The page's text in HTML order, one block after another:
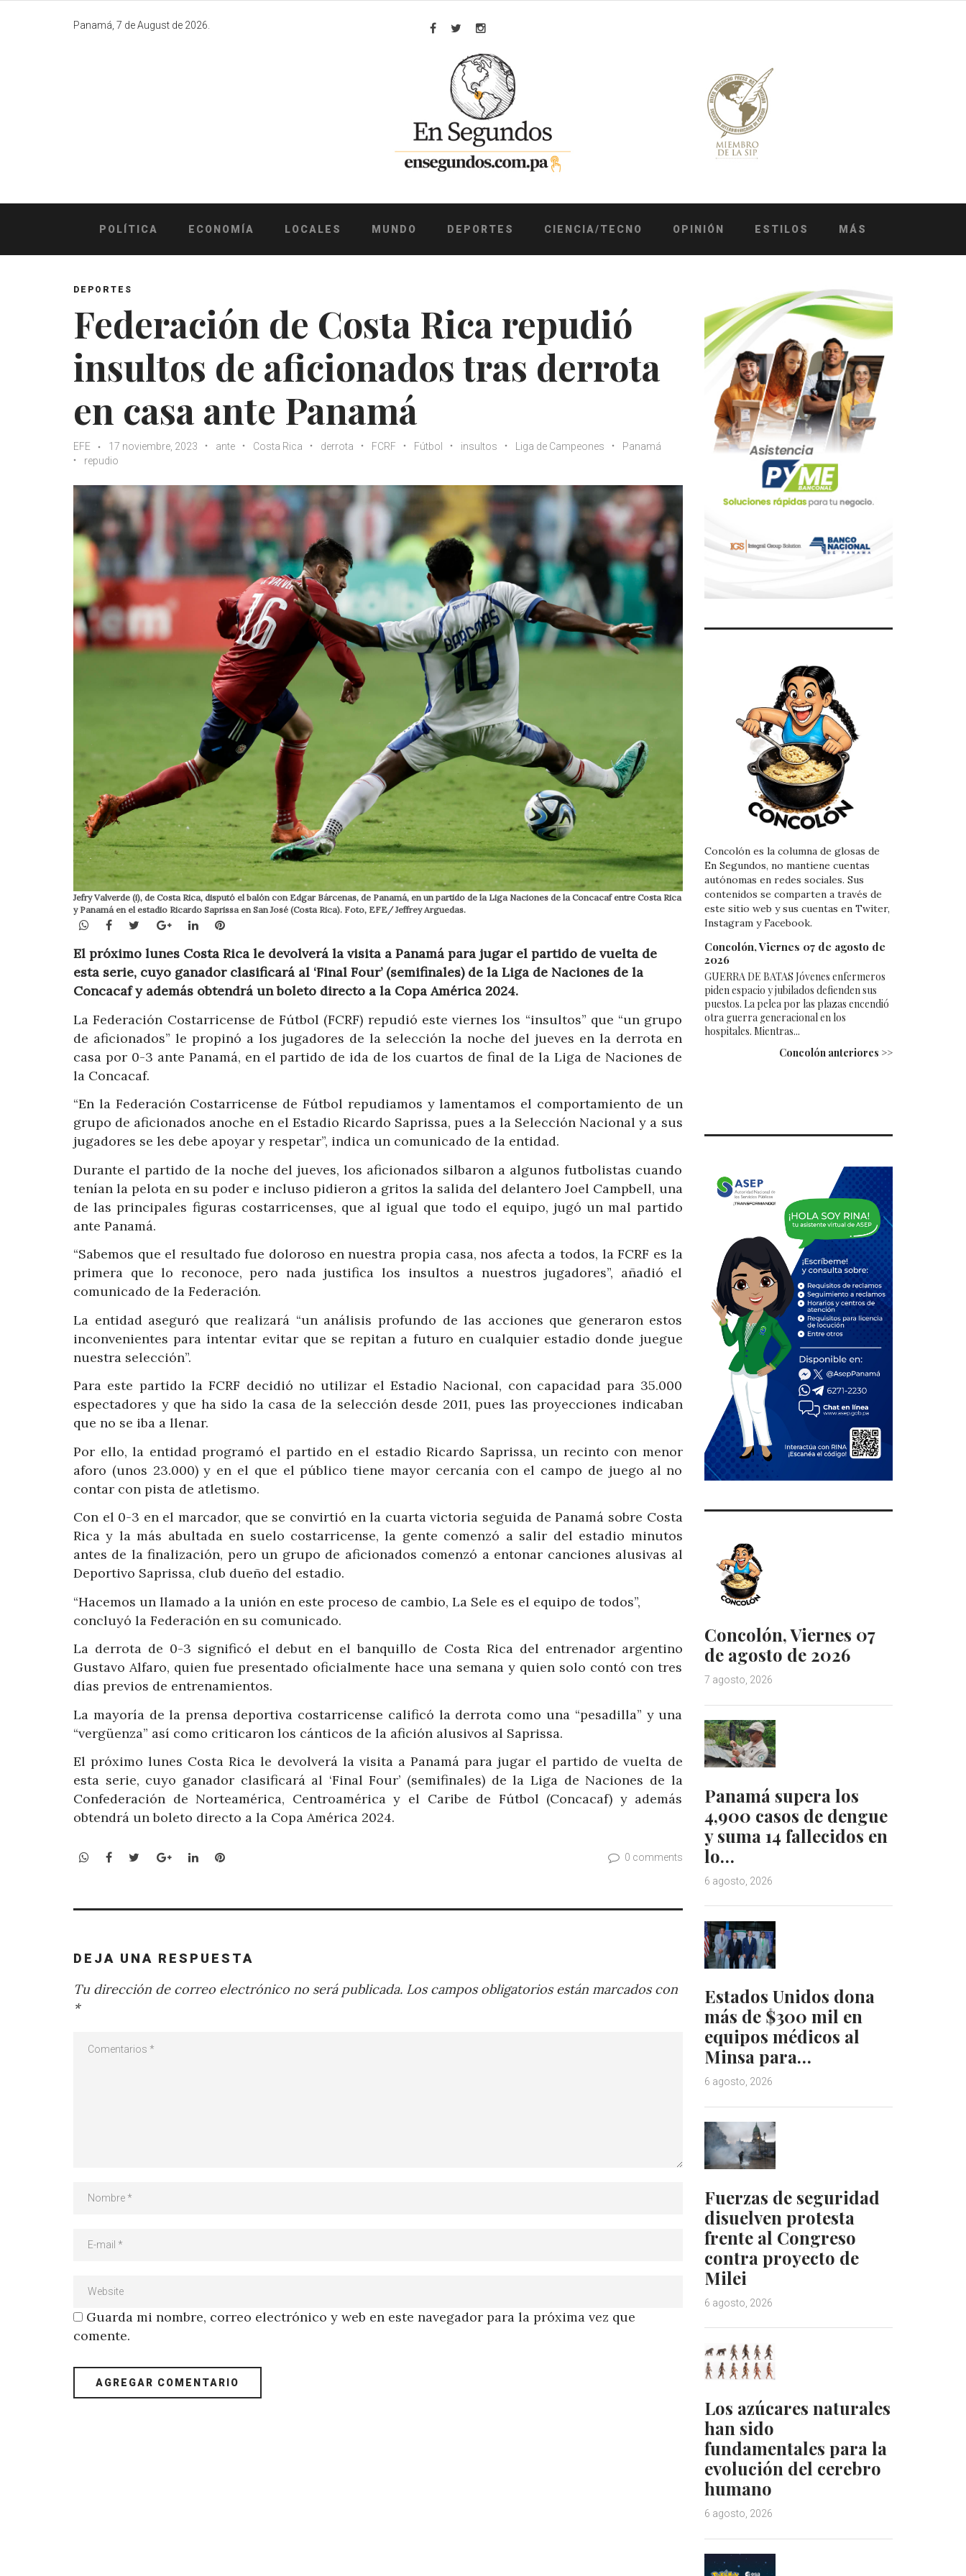
Panamá, 7 de August de 2026.
Facebook
TwitterInstagram
POLÍTICA ECONOMÍA LOCALES MUNDO DEPORTES CIENCIA/TECNO OPINIÓN ESTILOS MÁS
DEPORTES
Federación de Costa Rica repudió
insultos de aficionados tras derrota
en casa ante Panamá
EFE 17 noviembre, 2023 ante Costa Rica derrota FCRF Fútbol insultos Liga de Campeones
Panamá
repudio
Jefry Valverde (i), de Costa Rica, disputó el balón con Edgar Bárcenas, de Panamá, en un partido de la Liga Naciones de la Concacaf entre Costa Rica
y Panamá en el estadio Ricardo Saprissa en San José (Costa Rica). Foto, EFE/ Jeffrey Arguedas.
WhatsApp
Facebook
TwitterGoogle+LinkedInPinterest
El próximo lunes Costa Rica le devolverá la visita a Panamá para jugar el partido de vuelta de
esta serie, cuyo ganador clasificará al ‘Final Four’ (semifinales) de la Liga de Naciones de la
Concacaf y además obtendrá un boleto directo a la Copa América 2024.
La Federación Costarricense de Fútbol (FCRF) repudió este viernes los “insultos” que “un grupo
de aficionados” le propinó a los jugadores de la selección la noche del jueves en la derrota en
casa por 0-3 ante Panamá, en el partido de ida de los cuartos de final de la Liga de Naciones de
la Concacaf.
“En la Federación Costarricense de Fútbol repudiamos y lamentamos el comportamiento de un
grupo de aficionados anoche en el Estadio Ricardo Saprissa, pues a la Selección Nacional y a sus
jugadores se les debe apoyar y respetar”, indica un comunicado de la entidad.
Durante el partido de la noche del jueves, los aficionados silbaron a algunos futbolistas cuando
tenían la pelota en su poder e incluso pidieron a gritos la salida del delantero Joel Campbell, una
de las principales figuras costarricenses, que al igual que todo el equipo, jugó un mal partido
ante Panamá.
“Sabemos que el resultado fue doloroso en nuestra propia casa, nos afecta a todos, la FCRF es la
primera que lo reconoce, pero nada justifica los insultos a nuestros jugadores”, añadió el
comunicado de la Federación.
La entidad aseguró que realizará “un análisis profundo de las acciones que generaron estos
inconvenientes para intentar evitar que se repitan a futuro en cualquier estadio donde juegue
nuestra selección”.
Para este partido la FCRF decidió no utilizar el Estadio Nacional, con capacidad para 35.000
espectadores y que ha sido la casa de la selección desde 2011, pues las proyecciones indicaban
que no se iba a llenar.
Por ello, la entidad programó el partido en el estadio Ricardo Saprissa, un recinto con menor
aforo (unos 23.000) y en el que el público tiene mayor cercanía con el campo de juego al no
contar con pista de atletismo.
Con el 0-3 en el marcador, que se convirtió en la cuarta victoria seguida de Panamá sobre Costa
Rica y la más abultada en suelo costarricense, la gente comenzó a salir del estadio minutos
antes de la finalización, pero un grupo de aficionados comenzó a entonar canciones alusivas al
Deportivo Saprissa, club dueño del estadio.
“Hacemos un llamado a la unión en este proceso de cambio, La Sele es el equipo de todos”,
concluyó la Federación en su comunicado.
La derrota de 0-3 significó el debut en el banquillo de Costa Rica del entrenador argentino
Gustavo Alfaro, quien fue presentado oficialmente hace una semana y quien solo contó con tres
días previos de entrenamientos.
La mayoría de la prensa deportiva costarricense calificó la derrota como una “pesadilla” y una
“vergüenza” así como criticaron los cánticos de la afición alusivos al Saprissa.
El próximo lunes Costa Rica le devolverá la visita a Panamá para jugar el partido de vuelta de
esta serie, cuyo ganador clasificará al ‘Final Four’ (semifinales) de la Liga de Naciones de la
Confederación de Norteamérica, Centroamérica y el Caribe de Fútbol (Concacaf) y además
obtendrá un boleto directo a la Copa América 2024.
WhatsApp
Facebook
TwitterGoogle+LinkedInPinterest 0 comments
DEJA UNA RESPUESTA
Tu dirección de correo electrónico no será publicada. Los campos obligatorios están marcados con
*
Guarda mi nombre, correo electrónico y web en este navegador para la próxima vez que
comente.
Concolón es la columna de glosas de
En Segundos, no mantiene cuentas
autónomas en redes sociales. Sus
contenidos se comparten a través de
este sitio web y sus cuentas en Twiter,
Instagram y Facebook.
Concolón, Viernes 07 de agosto de
2026
GUERRA DE BATAS Jóvenes enfermeros
piden espacio y jubilados defienden sus
puestos. La pelea por las plazas encendió
otra guerra generacional en los
hospitales. Mientras...
Concolón anteriores >>
Concolón, Viernes 07
de agosto de 2026
7 agosto, 2026
Panamá supera los
4,900 casos de dengue
y suma 14 fallecidos en
lo…
6 agosto, 2026
Estados Unidos dona
más de $300 mil en
equipos médicos al
Minsa para…
6 agosto, 2026
Fuerzas de seguridad
disuelven protesta
frente al Congreso
contra proyecto de
Milei
6 agosto, 2026
Los azúcares naturales
han sido
fundamentales para la
evolución del cerebro
humano
6 agosto, 2026